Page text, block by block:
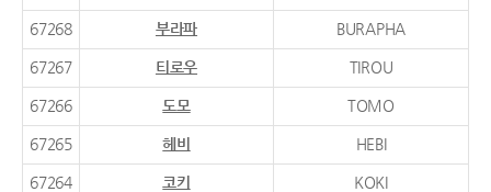
67268 부라파 BURAPHA
67267 티로우 TIROU
67266 도모 TOMO
67265 헤비 HEBI
67264 코키 KOKI